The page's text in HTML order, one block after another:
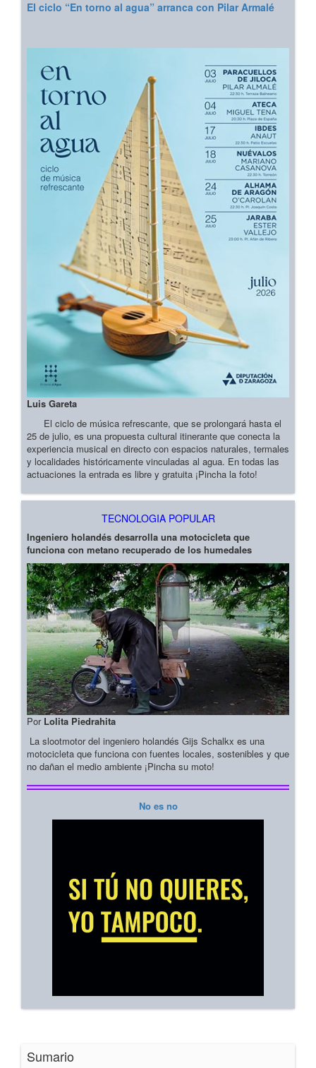
El ciclo “En torno al agua” arranca con Pilar Armalé
Luis Gareta
El ciclo de música refrescante, que se prolongará hasta el
25 de julio, es una propuesta cultural itinerante que conecta la
experiencia musical en directo con espacios naturales, termales
y localidades históricamente vinculadas al agua. En todas las
actuaciones la entrada es libre y gratuita ¡Pincha la foto!
TECNOLOGIA POPULAR
Ingeniero holandés desarrolla una motocicleta que
funciona con metano recuperado de los humedales
Por Lolita Piedrahita
La slootmotor del ingeniero holandés Gijs Schalkx es una
motocicleta que funciona con fuentes locales, sostenibles y que
no dañan el medio ambiente ¡Pincha su moto!
No es no
Sumario